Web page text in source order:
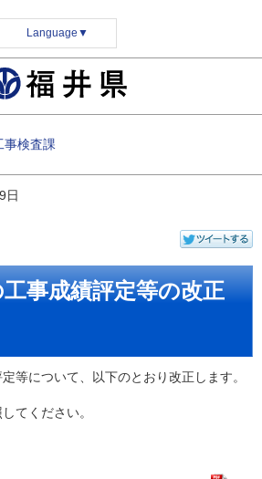
Language ▼
事検査課
日
事成績評定等の改正
等について、以下のとおり改正します。
てください。